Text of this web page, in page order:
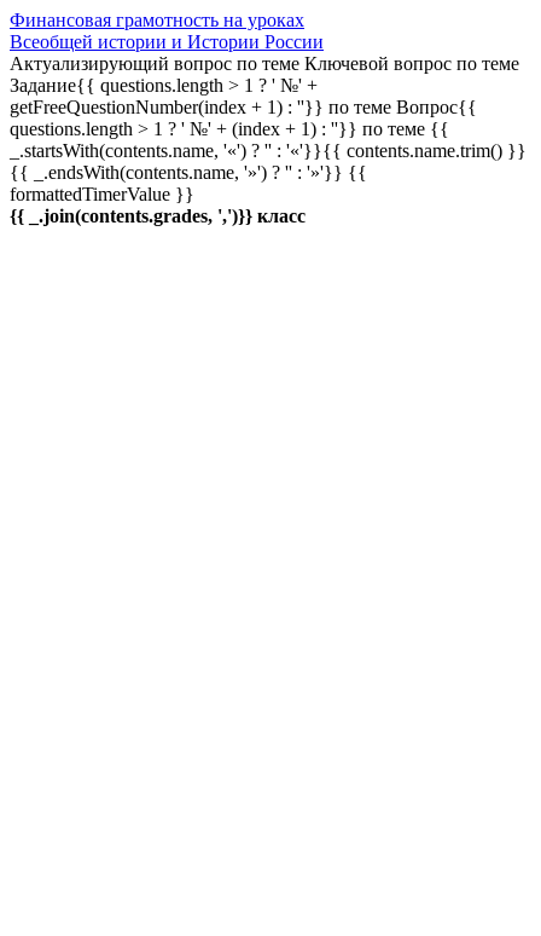
Финансовая грамотность на уроках
Всеобщей истории и Истории России
Актуализирующий вопрос по теме Ключевой вопрос по теме
Задание{{ questions.length > 1 ? ' №' +
getFreeQuestionNumber(index + 1) : ''}} по теме Вопрос{{
questions.length > 1 ? ' №' + (index + 1) : ''}} по теме {{
_.startsWith(contents.name, '«') ? '' : '«'}}{{ contents.name.trim() }}
{{ _.endsWith(contents.name, '»') ? '' : '»'}} {{
formattedTimerValue }}
{{ _.join(contents.grades, ',')}} класс